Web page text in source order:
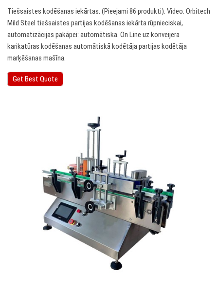
Tiešsaistes kodēšanas iekārtas. (Pieejami 86 produkti). Video. Orbitech
Mild Steel tiešsaistes partijas kodēšanas iekārta rūpnieciskai,
automatizācijas pakāpei: automātiska. On Line uz konveijera
karikatūras kodēšanas automātiskā kodētāja partijas kodētāja
marķēšanas mašīna.
Get Best Quote